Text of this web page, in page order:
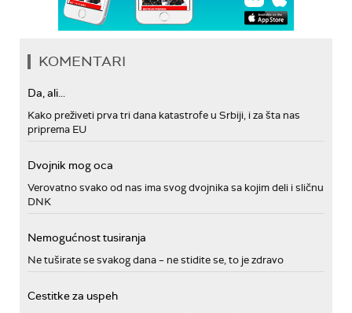
KOMENTARI
Da, ali...
Kako preživeti prva tri dana katastrofe u Srbiji, i za šta nas
priprema EU
Dvojnik mog oca
Verovatno svako od nas ima svog dvojnika sa kojim deli i sličnu
DNK
Nemogućnost tusiranja
Ne tuširate se svakog dana – ne stidite se, to je zdravo
Cestitke za uspeh